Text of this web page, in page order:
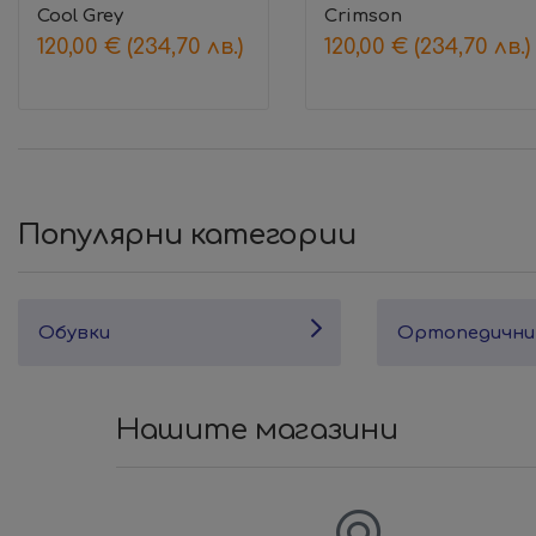
Cool Grey
120,00 € (234,70 лв.)
Crimson
120,00 € (234,70 лв.)
Популярни категории
Обувки Ортопедични
Нашите магазини